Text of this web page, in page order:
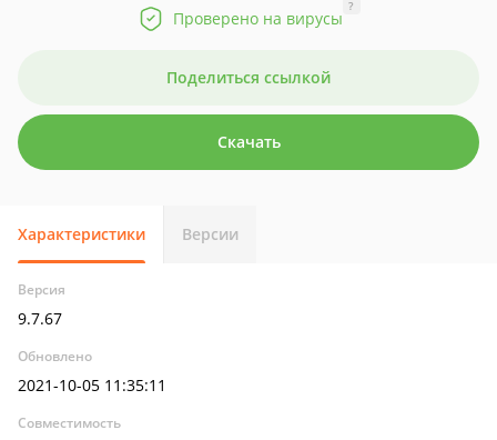
Проверено на вирусы
?
Поделиться ссылкой
Скачать
Характеристики Версии
Версия
9.7.67
Обновлено
2021-10-05 11:35:11
Совместимость